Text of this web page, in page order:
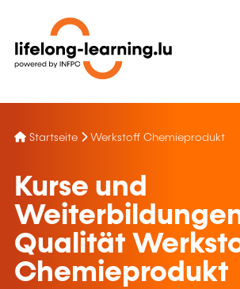
Startseite Werkstoff Chemieprodukt
Kurse und
Qualität
Chemieprodukt